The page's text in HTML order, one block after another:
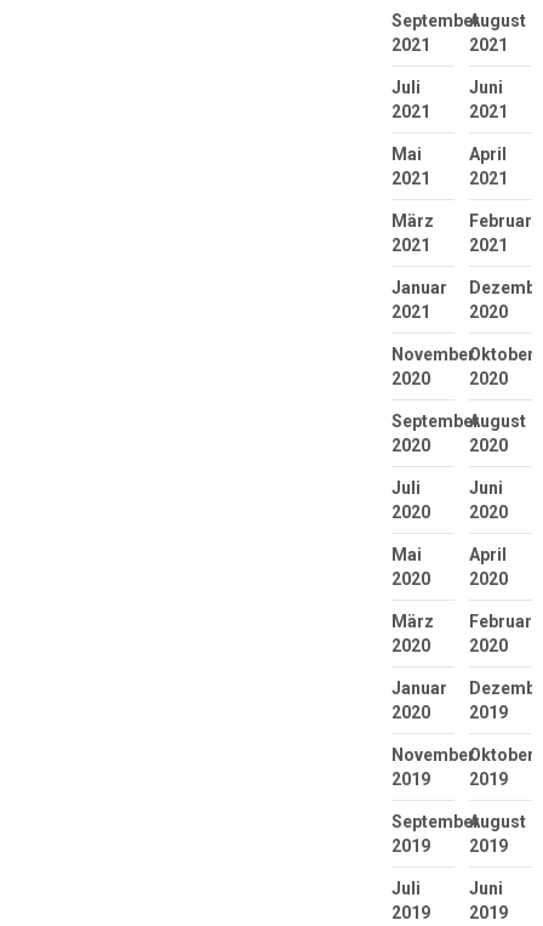
September
2021
August
2021
Juli
2021
Juni
2021
Mai
2021
April
2021
März
2021
Februar
2021
Januar
2021
2020
November
2020
Oktober
2020
September
2020
August
2020
Juli
2020
Juni
2020
Mai
2020
April
2020
März
2020
Februar
2020
Januar
2020
2019
November
2019
Oktober
2019
September
2019
August
2019
Juli
2019
Juni
2019